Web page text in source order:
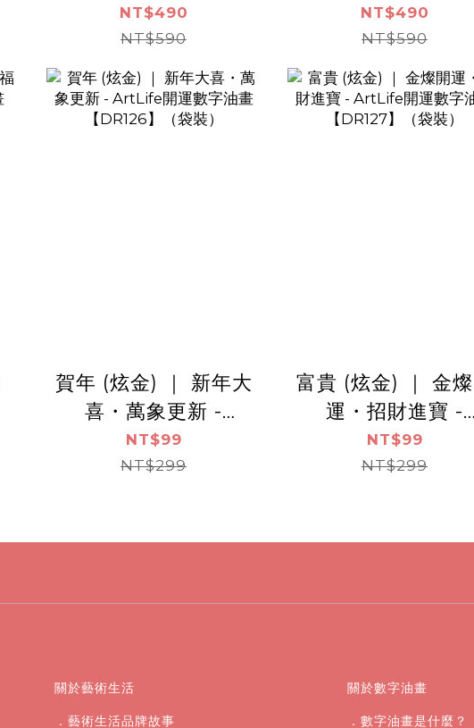
NT$490
NT$590
NT$490
NT$590
賀年 (炫金) ｜ 新年大
喜・萬象更新 -
ArtLife開運數字油畫
【DR126】（袋裝）
NT$99
NT$299
富貴 (炫金) ｜ 金
運・招財進寶 -
ArtLife開運數字
【DR127】（袋裝
NT$99
NT$299
關於藝術生活
．藝術生活品牌故事
關於數字油畫
．數字油畫是什麼？